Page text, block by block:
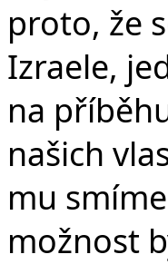
proto, že
Izraele,
na
našich
mu
možnost